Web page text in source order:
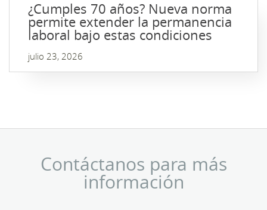
¿Cumples 70 años? Nueva norma
permite extender la permanencia
laboral bajo estas condiciones
julio 23, 2026
Contáctanos para más
información